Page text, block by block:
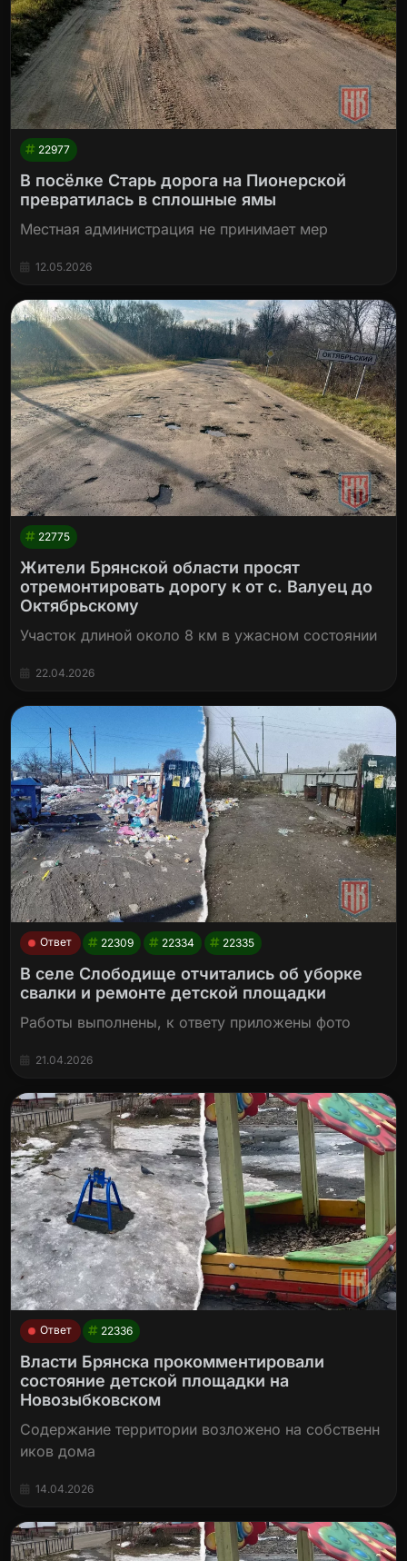
22977
В посёлке Старь дорога на Пионерской
превратилась в сплошные ямы
Местная администрация не принимает мер
12.05.2026
22775
Жители Брянской области просят
отремонтировать дорогу к от с. Валуец до
Октябрьскому
Участок длиной около 8 км в ужасном состоянии
22.04.2026
Ответ 22309 22334 22335
В селе Слободище отчитались об уборке
свалки и ремонте детской площадки
Работы выполнены, к ответу приложены фото
21.04.2026
Ответ 22336
Власти Брянска прокомментировали
состояние детской площадки на
Новозыбковском
Содержание территории возложено на собственн
иков дома
14.04.2026